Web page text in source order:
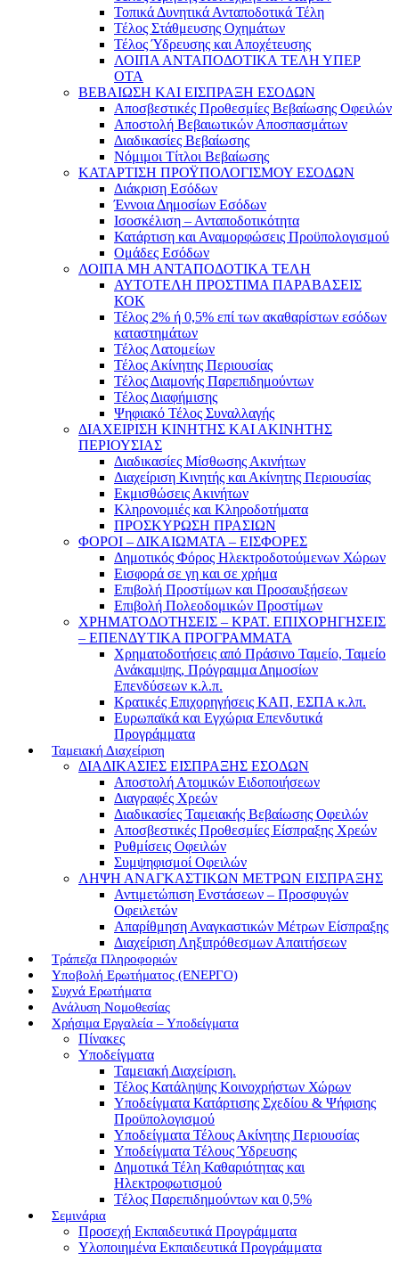
Τοπικά Δυνητικά Ανταποδοτικά Τέλη
Τέλος Στάθμευσης Οχημάτων
Τέλος Ύδρευσης και Αποχέτευσης
ΛΟΙΠΑ ΑΝΤΑΠΟΔΟΤΙΚΑ ΤΕΛΗ ΥΠΕΡ
ΟΤΑ
ΒΕΒΑΙΩΣΗ ΚΑΙ ΕΙΣΠΡΑΞΗ ΕΣΟΔΩΝ
Αποσβεστικές Προθεσμίες Βεβαίωσης Οφειλών
Αποστολή Βεβαιωτικών Αποσπασμάτων
Διαδικασίες Βεβαίωσης
Νόμιμοι Τίτλοι Βεβαίωσης
ΚΑΤΑΡΤΙΣΗ ΠΡΟΫΠΟΛΟΓΙΣΜΟΥ ΕΣΟΔΩΝ
Διάκριση Εσόδων
Έννοια Δημοσίων Εσόδων
Ισοσκέλιση – Ανταποδοτικότητα
Κατάρτιση και Αναμορφώσεις Προϋπολογισμού
Ομάδες Εσόδων
ΛΟΙΠΑ ΜΗ ΑΝΤΑΠΟΔΟΤΙΚΑ ΤΕΛΗ
ΑΥΤΟΤΕΛΗ ΠΡΟΣΤΙΜΑ ΠΑΡΑΒΑΣΕΙΣ
ΚΟΚ
Τέλος 2% ή 0,5% επί των ακαθαρίστων εσόδων
καταστημάτων
Τέλος Λατομείων
Τέλος Ακίνητης Περιουσίας
Τέλος Διαμονής Παρεπιδημούντων
Τέλος Διαφήμισης
Ψηφιακό Τέλος Συναλλαγής
ΔΙΑΧΕΙΡΙΣΗ ΚΙΝΗΤΗΣ ΚΑΙ ΑΚΙΝΗΤΗΣ
ΠΕΡΙΟΥΣΙΑΣ
Διαδικασίες Μίσθωσης Ακινήτων
Διαχείριση Κινητής και Ακίνητης Περιουσίας
Εκμισθώσεις Ακινήτων
Κληρονομιές και Κληροδοτήματα
ΠΡΟΣΚΥΡΩΣΗ ΠΡΑΣΙΩΝ
ΦΟΡΟΙ – ΔΙΚΑΙΩΜΑΤΑ – ΕΙΣΦΟΡΕΣ
Δημοτικός Φόρος Ηλεκτροδοτούμενων Χώρων
Εισφορά σε γη και σε χρήμα
Επιβολή Προστίμων και Προσαυξήσεων
Επιβολή Πολεοδομικών Προστίμων
ΧΡΗΜΑΤΟΔΟΤΗΣΕΙΣ – ΚΡΑΤ. ΕΠΙΧΟΡΗΓΗΣΕΙΣ
– ΕΠΕΝΔΥΤΙΚΑ ΠΡΟΓΡΑΜΜΑΤΑ
Χρηματοδοτήσεις από Πράσινο Ταμείο, Ταμείο
Ανάκαμψης, Πρόγραμμα Δημοσίων
Επενδύσεων κ.λ.π.
Κρατικές Επιχορηγήσεις ΚΑΠ, ΕΣΠΑ κ.λπ.
Ευρωπαϊκά και Εγχώρια Επενδυτικά
Προγράμματα
Ταμειακή Διαχείριση
ΔΙΑΔΙΚΑΣΙΕΣ ΕΙΣΠΡΑΞΗΣ ΕΣΟΔΩΝ
Αποστολή Ατομικών Ειδοποιήσεων
Διαγραφές Χρεών
Διαδικασίες Ταμειακής Βεβαίωσης Οφειλών
Αποσβεστικές Προθεσμίες Είσπραξης Χρεών
Ρυθμίσεις Οφειλών
Συμψηφισμοί Οφειλών
ΛΗΨΗ ΑΝΑΓΚΑΣΤΙΚΩΝ ΜΕΤΡΩΝ ΕΙΣΠΡΑΞΗΣ
Αντιμετώπιση Ενστάσεων – Προσφυγών
Οφειλετών
Απαρίθμηση Αναγκαστικών Μέτρων Είσπραξης
Διαχείριση Ληξιπρόθεσμων Απαιτήσεων
Τράπεζα Πληροφοριών
Υποβολή Ερωτήματος (ΕΝΕΡΓΟ)
Συχνά Ερωτήματα
Ανάλυση Νομοθεσίας
Χρήσιμα Εργαλεία – Υποδείγματα
Πίνακες
Υποδείγματα
Ταμειακή Διαχείριση.
Τέλος Κατάληψης Κοινοχρήστων Χώρων
Υποδείγματα Κατάρτισης Σχεδίου & Ψήφισης
Προϋπολογισμού
Υποδείγματα Τέλους Ακίνητης Περιουσίας
Υποδείγματα Τέλους Ύδρευσης
Δημοτικά Τέλη Καθαριότητας και
Ηλεκτροφωτισμού
Τέλος Παρεπιδημούντων και 0,5%
Σεμινάρια
Προσεχή Εκπαιδευτικά Προγράμματα
Υλοποιημένα Εκπαιδευτικά Προγράμματα